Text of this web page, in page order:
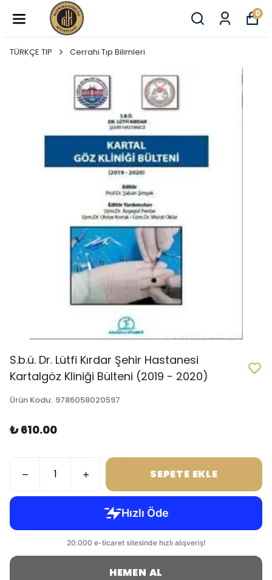
0
TÜRKÇE TIP Cerrahi Tıp Bilimleri
S.b.ü. Dr. Lütfi Kırdar Şehir Hastanesi
Kartalgöz Kliniği Bülteni (2019 - 2020)
Ürün Kodu: 9786058020597
₺ 610.00
SEPETE EKLE
HEMEN AL